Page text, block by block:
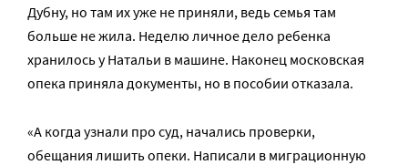
Дубну, но там их уже не приняли, ведь семья там
больше не жила. Неделю личное дело ребенка
хранилось у Натальи в машине. Наконец московская
опека приняла документы, но в пособии отказала.
«А когда узнали про суд, начались проверки,
обещания лишить опеки. Написали в миграционную